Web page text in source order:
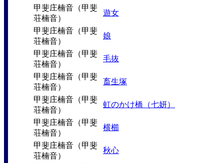
甲斐庄楠音（甲斐
荘楠音）
遊女
甲斐庄楠音（甲斐
荘楠音）
娘
甲斐庄楠音（甲斐
荘楠音）
毛抜
甲斐庄楠音（甲斐
荘楠音）
畜生塚
甲斐庄楠音（甲斐
荘楠音）
虹のかけ橋（七妍）
甲斐庄楠音（甲斐
荘楠音）
横櫛
甲斐庄楠音（甲斐
荘楠音）
秋心